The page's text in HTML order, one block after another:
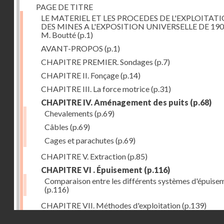
PAGE DE TITRE
LE MATERIEL ET LES PROCEDES DE
DES MINES A L'EXPOSITION UNIVERSELLE DE
M. Boutté(p.1)
AVANT-PROPOS (p.1)
CHAPITRE PREMIER. Sondages (p.7)
CHAPITRE II. Fonçage(p.14)
CHAPITRE III. La force motrice(p.31)
CHAPITRE IV. Aménagement des puits (p.68)
Chevalements (p.69)
Câbles (p.69)
Cages et parachutes (p.69)
CHAPITRE V. Extraction(p.85)
CHAPITRE VI . Épuisement (p.116)
Comparaison entre les différents systèmes
(p.116)
CHAPITRE VII. Méthodes d'exploitation(p.139)